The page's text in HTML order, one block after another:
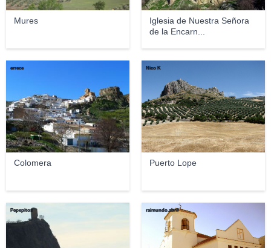
Mures
Iglesia de Nuestra Señora
de la Encarn...
Colomera
errece
Puerto Lope
Nico K
Pepepitos raimundo.abril